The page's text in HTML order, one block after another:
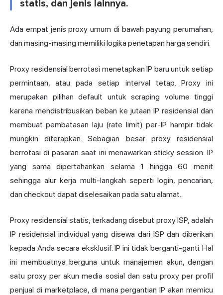
statis, dan jenis lainnya.
Ada empat jenis proxy umum di bawah payung perumahan,
dan masing-masing memiliki logika penetapan harga sendiri.
Proxy residensial berrotasi menetapkan IP baru untuk setiap
permintaan, atau pada setiap interval tetap. Proxy ini
merupakan pilihan default untuk scraping volume tinggi
karena mendistribusikan beban ke jutaan IP residensial dan
membuat pembatasan laju (rate limit) per-IP hampir tidak
mungkin diterapkan. Sebagian besar proxy residensial
berrotasi di pasaran saat ini menawarkan sticky session: IP
yang sama dipertahankan selama 1 hingga 60 menit
sehingga alur kerja multi-langkah seperti login, pencarian,
dan checkout dapat diselesaikan pada satu alamat.
Proxy residensial statis, terkadang disebut proxy ISP, adalah
IP residensial individual yang disewa dari ISP dan diberikan
kepada Anda secara eksklusif. IP ini tidak berganti-ganti. Hal
ini membuatnya berguna untuk manajemen akun, dengan
satu proxy per akun media sosial dan satu proxy per profil
penjual di marketplace, di mana pergantian IP akan memicu